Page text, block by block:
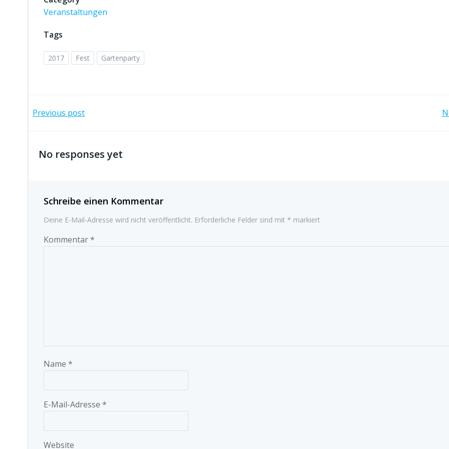
Veranstaltungen
Tags
2017 Fest Gartenparty
Beitragsnavigation
Previous post
No responses yet
Schreibe einen Kommentar
Deine E-Mail-Adresse wird nicht veröffentlicht. Erforderliche Felder sind mit * markiert
Kommentar*
Name *
E-Mail-Adresse *
Website